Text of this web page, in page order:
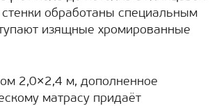
обработаны специальным
изящные хромированные
2,0×2,4 м, дополненное
матрасу придаёт